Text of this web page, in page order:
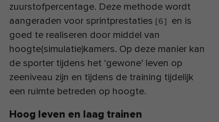
zuurstofpercentage. Deze methode wordt
aangeraden voor sprintprestaties [6] en is
goed te realiseren door middel van
hoogte(simulatie)kamers. Op deze manier kan
de sporter tijdens het ‘gewone’ leven op
zeeniveau zijn en tijdens de training tijdelijk
een ruimte betreden op hoogte.
Hoog leven en laag trainen